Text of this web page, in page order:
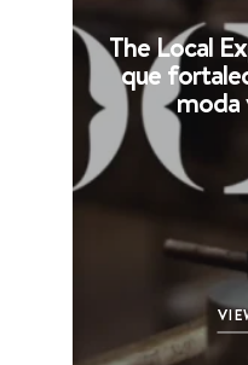
The Local
que
moda